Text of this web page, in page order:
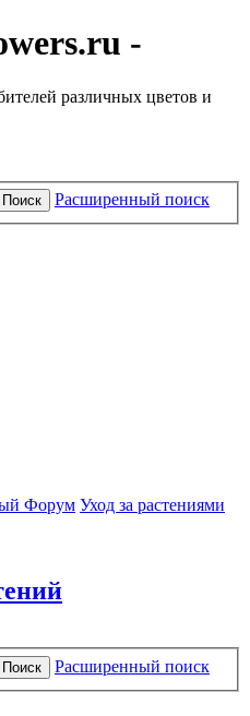
-
различных цветов и
Поиск Расширенный поиск
Форум Уход за растениями
Поиск
Расширенный поиск